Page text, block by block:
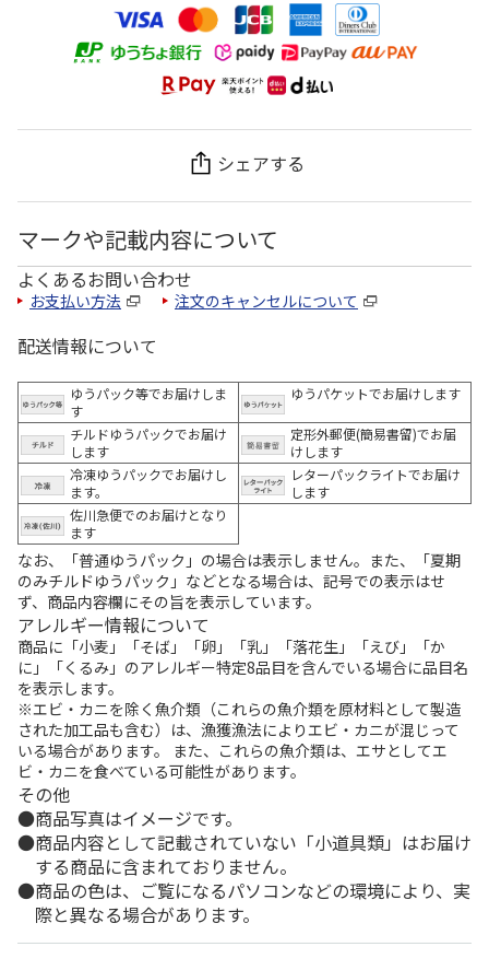
シェアする
マークや記載内容について
よくあるお問い合わせ
お支払い方法 注文のキャンセルについて
配送情報について
ゆうパック等でお届けしま
す
ゆうパケットでお届けします
チルドゆうパックでお届け
します
定形外郵便(簡易書留)でお届
けします
冷凍ゆうパックでお届けし
ます。
レターパックライトでお届け
します
佐川急便でのお届けとなり
ます
なお、「普通ゆうパック」の場合は表示しません。また、「夏期
のみチルドゆうパック」などとなる場合は、記号での表示はせ
ず、商品内容欄にその旨を表示しています。
アレルギー情報について
商品に「小麦」「そば」「卵」「乳」「落花生」「えび」「か
に」「くるみ」のアレルギー特定8品目を含んでいる場合に品目名
を表示します。
※エビ・カニを除く魚介類（これらの魚介類を原材料として製造
された加工品も含む）は、漁獲漁法によりエビ・カニが混じって
いる場合があります。 また、これらの魚介類は、エサとしてエ
ビ・カニを食べている可能性があります。
その他
商品写真はイメージです。
商品内容として記載されていない「小道具類」はお届け
する商品に含まれておりません。
商品の色は、ご覧になるパソコンなどの環境により、実
際と異なる場合があります。